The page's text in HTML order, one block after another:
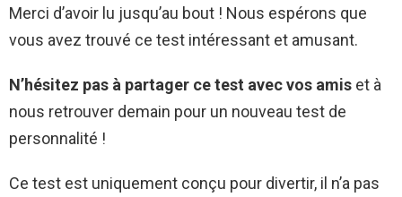
Merci d’avoir lu jusqu’au bout ! Nous espérons que
vous avez trouvé ce test intéressant et amusant.
N’hésitez pas à partager ce test avec vos amis et à
nous retrouver demain pour un nouveau test de
personnalité !
Ce test est uniquement conçu pour divertir, il n’a pas